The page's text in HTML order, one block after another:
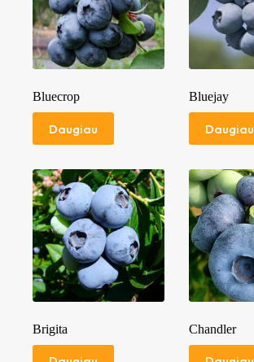
Bluecrop
Daugiau
Bluejay
Daugiau
Brigita Chandler